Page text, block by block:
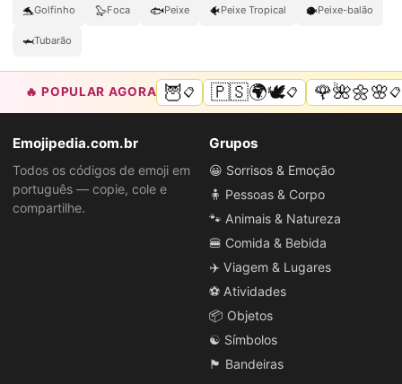
🐬Golfinho 🦭Foca 🐟Peixe 🐠Peixe Tropical 🐡Peixe-balão
🦈Tubarão
🔥 POPULAR AGORA 🦉📋 🇵🇸🌍🕊️📋 🌹🌺🌼🌸📋
Emojipedia.com.br
Todos os códigos de emoji em
português — copie, cole e
compartilhe.
Grupos
😀 Sorrisos & Emoção
🧍 Pessoas & Corpo
🐾 Animais & Natureza
🍔 Comida & Bebida
✈️ Viagem & Lugares
⚽ Atividades
📦 Objetos
☯️ Símbolos
🏴 Bandeiras